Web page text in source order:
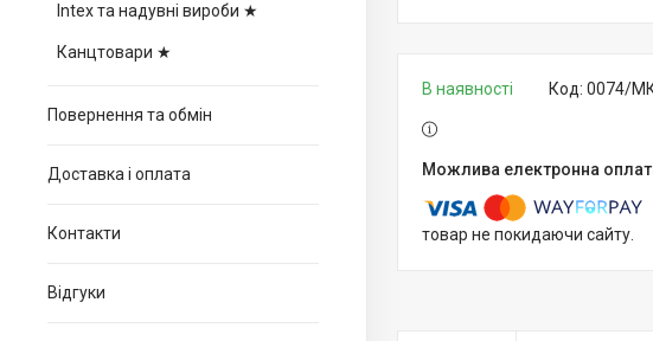
Intex та надувні вироби ★
Канцтовари ★
Повернення та обмін
Доставка і оплата
Контакти
Відгуки
В наявності Код: 0074/
товар не покидаючи сайту.